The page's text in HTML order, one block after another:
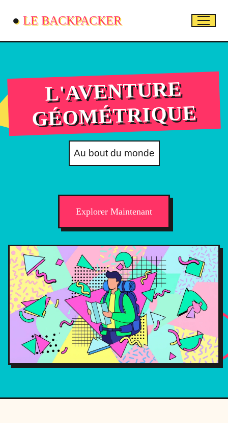
● LE BACKPACKER
L'AVENTURE
GÉOMÉTRIQUE
Au bout du monde
Explorer Maintenant